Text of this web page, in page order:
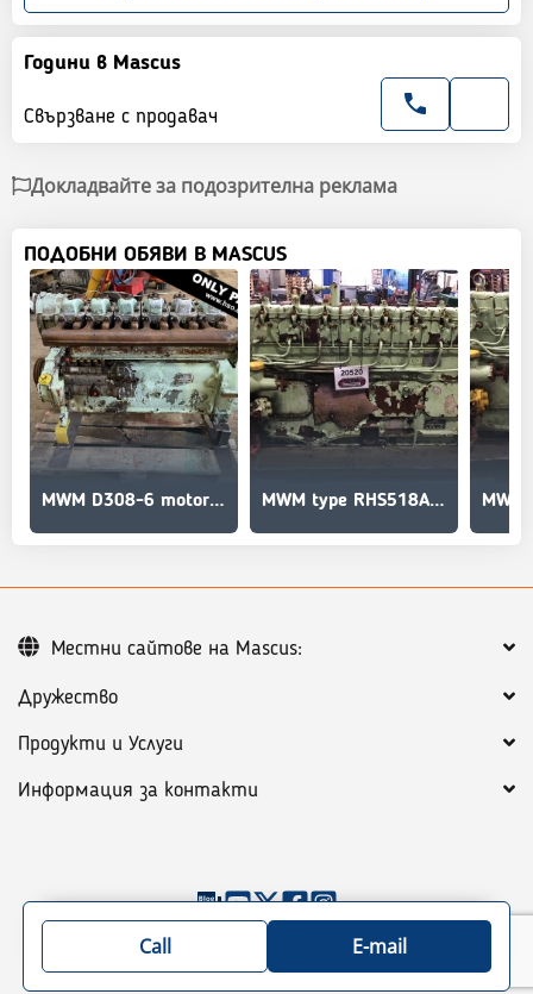
Години в Mascus
Свързване с продавач
Докладвайте за подозрителна реклама
ПОДОБНИ ОБЯВИ В MASCUS
MWM D308-6 motor - kun til dele MWM type RHS518A motor
Дружество
Продукти и Услуги
Информация за контакти
2026
Общи термини
Политика за поверителност
Карта на сайта
Местни сайтове на Mascus:
Call E-mail